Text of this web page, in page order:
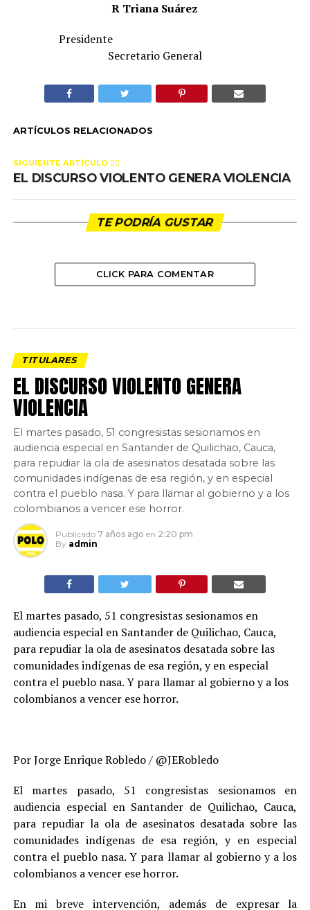
R Triana Suárez
Presidente
Secretario General
ARTÍCULOS RELACIONADOS
SIGUIENTE ARTÍCULO 👈🏻
EL DISCURSO VIOLENTO GENERA VIOLENCIA
TE PODRÍA GUSTAR
CLICK PARA COMENTAR
TITULARES
EL DISCURSO VIOLENTO GENERA
VIOLENCIA
El martes pasado, 51 congresistas sesionamos en
audiencia especial en Santander de Quilichao, Cauca,
para repudiar la ola de asesinatos desatada sobre las
comunidades indígenas de esa región, y en especial
contra el pueblo nasa. Y para llamar al gobierno y a los
colombianos a vencer ese horror.
Publicado 7 años ago en 2:20 pm
By admin
El martes pasado, 51 congresistas sesionamos en
audiencia especial en Santander de Quilichao, Cauca,
para repudiar la ola de asesinatos desatada sobre las
comunidades indígenas de esa región, y en especial
contra el pueblo nasa. Y para llamar al gobierno y a los
colombianos a vencer ese horror.
Por Jorge Enrique Robledo / @JERobledo
El martes pasado, 51 congresistas sesionamos en
audiencia especial en Santander de Quilichao, Cauca,
para repudiar la ola de asesinatos desatada sobre las
comunidades indígenas de esa región, y en especial
contra el pueblo nasa. Y para llamar al gobierno y a los
colombianos a vencer ese horror.
En mi breve intervención, además de expresar la